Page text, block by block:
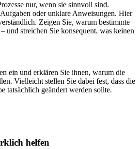
nur, wenn sie sinnvoll sind.
oder unklare Anweisungen. Hier
Zeigen Sie, warum bestimmte
und streichen Sie konsequent, was keinen
ein und erklären Sie ihnen, warum die
Vielleicht stellen Sie dabei fest, dass die
tatsächlich geändert werden sollte.
helfen